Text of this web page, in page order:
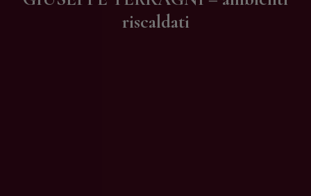
riscaldati